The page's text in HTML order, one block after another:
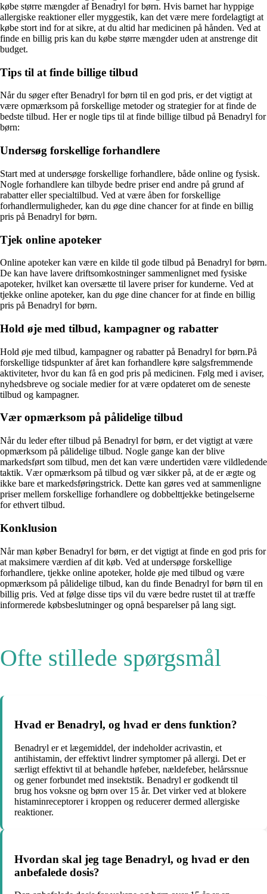
købe større mængder af Benadryl for børn. Hvis barnet har hyppige
allergiske reaktioner eller myggestik, kan det være mere fordelagtigt at
købe stort ind for at sikre, at du altid har medicinen på hånden. Ved at
finde en billig pris kan du købe større mængder uden at anstrenge dit
budget.
Tips til at finde billige tilbud
Når du søger efter Benadryl for børn til en god pris, er det vigtigt at
være opmærksom på forskellige metoder og strategier for at finde de
bedste tilbud. Her er nogle tips til at finde billige tilbud på Benadryl for
børn:
Undersøg forskellige forhandlere
Start med at undersøge forskellige forhandlere, både online og fysisk.
Nogle forhandlere kan tilbyde bedre priser end andre på grund af
rabatter eller specialtilbud. Ved at være åben for forskellige
forhandlermuligheder, kan du øge dine chancer for at finde en billig
pris på Benadryl for børn.
Tjek online apoteker
Online apoteker kan være en kilde til gode tilbud på Benadryl for børn.
De kan have lavere driftsomkostninger sammenlignet med fysiske
apoteker, hvilket kan oversætte til lavere priser for kunderne. Ved at
tjekke online apoteker, kan du øge dine chancer for at finde en billig
pris på Benadryl for børn.
Hold øje med tilbud, kampagner og rabatter
Hold øje med tilbud, kampagner og rabatter på Benadryl for børn.På
forskellige tidspunkter af året kan forhandlere køre salgsfremmende
aktiviteter, hvor du kan få en god pris på medicinen. Følg med i aviser,
nyhedsbreve og sociale medier for at være opdateret om de seneste
tilbud og kampagner.
Vær opmærksom på pålidelige tilbud
Når du leder efter tilbud på Benadryl for børn, er det vigtigt at være
opmærksom på pålidelige tilbud. Nogle gange kan der blive
markedsført som tilbud, men det kan være undertiden være vildledende
taktik. Vær opmærksom på tilbud og vær sikker på, at de er ægte og
ikke bare et markedsføringstrick. Dette kan gøres ved at sammenligne
priser mellem forskellige forhandlere og dobbelttjekke betingelserne
for ethvert tilbud.
Konklusion
Når man køber Benadryl for børn, er det vigtigt at finde en god pris for
at maksimere værdien af dit køb. Ved at undersøge forskellige
forhandlere, tjekke online apoteker, holde øje med tilbud og være
opmærksom på pålidelige tilbud, kan du finde Benadryl for børn til en
billig pris. Ved at følge disse tips vil du være bedre rustet til at træffe
informerede købsbeslutninger og opnå besparelser på lang sigt.
Ofte stillede spørgsmål
Hvad er Benadryl, og hvad er dens funktion?
Benadryl er et lægemiddel, der indeholder acrivastin, et
antihistamin, der effektivt lindrer symptomer på allergi. Det er
særligt effektivt til at behandle høfeber, nældefeber, helårssnue
og gener forbundet med insektstik. Benadryl er godkendt til
brug hos voksne og børn over 15 år. Det virker ved at blokere
histaminreceptorer i kroppen og reducerer dermed allergiske
reaktioner.
Hvordan skal jeg tage Benadryl, og hvad er den
anbefalede dosis?